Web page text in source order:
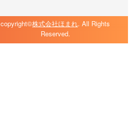
copyright©株式会社ほまれ. All Rights
Reserved.